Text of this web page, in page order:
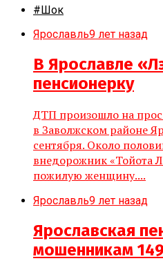
#Шок
Ярославль9 лет назад
В Ярославле
пенсионерку
ДТП произошло на
в Заволжском районе
сентября. Около
внедорожник «Тойота
пожилую женщину....
Ярославль9 лет назад
Ярославская
мошенникам